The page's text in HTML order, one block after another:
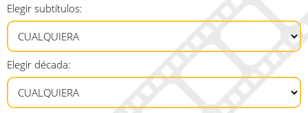
Elegir subtítulos:
Elegir década: